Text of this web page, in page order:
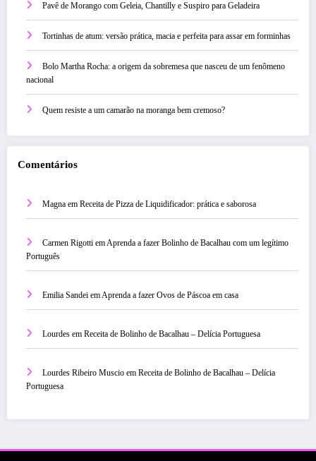
Pavê de Morango com Geleia, Chantilly e Suspiro para Geladeira
Tortinhas de atum: versão prática, macia e perfeita para assar em forminhas
Bolo Martha Rocha: a origem da sobremesa que nasceu de um fenômeno
nacional
Quem resiste a um camarão na moranga bem cremoso?
Comentários
Magna em Receita de Pizza de Liquidificador: prática e saborosa
Carmen Rigotti emAprenda a fazer Bolinho de Bacalhau com um legítimo
Português
Emilia Sandei emAprenda a fazer Ovos de Páscoa em casa
Lourdes em Receita de Bolinho de Bacalhau – Delícia Portuguesa
Lourdes Ribeiro Muscio em Receita de Bolinho de Bacalhau – Delícia
Portuguesa